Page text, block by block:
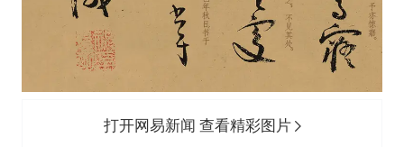
打开网易新闻 查看精彩图片